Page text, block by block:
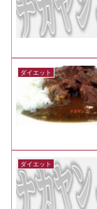
ダイエット
ダイエット